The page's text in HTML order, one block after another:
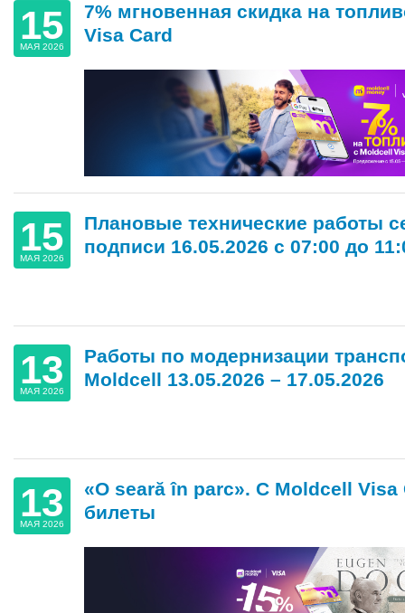
15
МАЯ 2026
7% мгновенная скидка на
Visa Card
15
МАЯ 2026
Плановые технические работы
подписи 16.05.2026 с 07:00 до
13
МАЯ 2026
Работы по модернизации
Moldcell 13.05.2026 – 17.05.2026
13
МАЯ 2026
«O seară în parc». С Moldcell Visa
билеты